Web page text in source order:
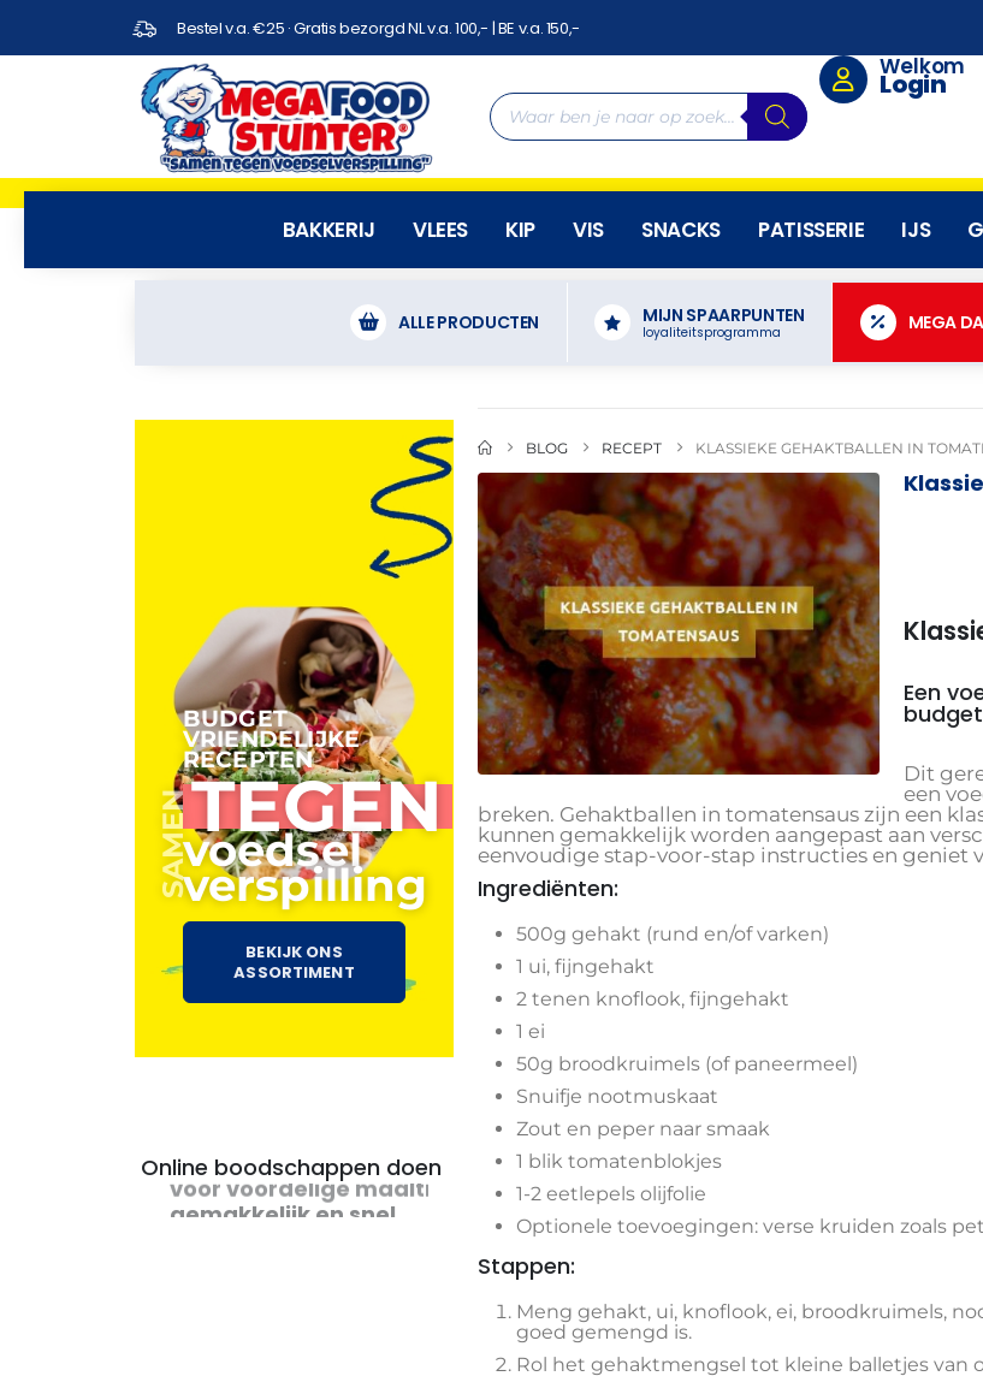
Bestel v.a. €25 · Gratis bezorgd NL v.a. 100,- | BE v.a. 150,-
Welkom
Login
BAKKERIJ VLEES KIP VIS SNACKS PATISSERIE IJS
ALLE PRODUCTEN MIJN SPAARPUNTEN
loyaliteitsprogramma MEGA
BLOG RECEPT KLASSIEKE GEHAKTBALLEN IN
Een
Dit
een
breken. Gehaktballen in tomatensaus zijn een
kunnen gemakkelijk worden aangepast aan
eenvoudige stap-voor-stap instructies en geniet
Ingrediënten:
500g gehakt (rund en/of varken)
1 ui, fijngehakt
2 tenen knoflook, fijngehakt
1 ei
50g broodkruimels (of paneermeel)
Snuifje nootmuskaat
Zout en peper naar smaak
1 blik tomatenblokjes
1-2 eetlepels olijfolie
Optionele toevoegingen: verse kruiden zoals
Stappen:
Meng gehakt, ui, knoflook, ei, broodkruimels,
goed gemengd is.
Rol het gehaktmengsel tot kleine balletjes van
BUDGET
VRIENDELIJKE
RECEPTEN
SAMENTEGEN
voedsel
verspilling
BEKIJK ONS
ASSORTIMENT
Online boodschappen doen
voor voordelige maaltijden